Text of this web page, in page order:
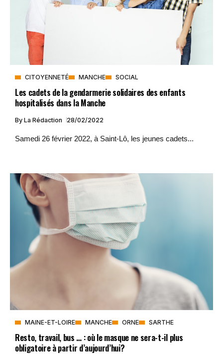
CITOYENNETÉ MANCHE SOCIAL
Les cadets de la gendarmerie solidaires des enfants
hospitalisés dans la Manche
By La Rédaction 28/02/2022
Samedi 26 février 2022, à Saint-Lô, les jeunes cadets...
MAINE-ET-LOIRE MANCHE ORNE SARTHE
Resto, travail, bus … : où le masque ne sera-t-il plus
obligatoire à partir d’aujourd’hui?